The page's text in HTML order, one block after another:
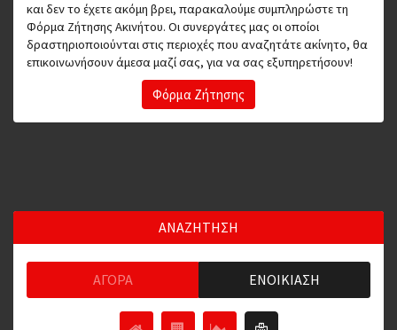
και δεν το έχετε ακόμη βρει, παρακαλούμε συμπληρώστε τη
Φόρμα Ζήτησης Ακινήτου. Οι συνεργάτες μας οι οποίοι
δραστηριοποιούνται στις περιοχές που αναζητάτε ακίνητο, θα
επικοινωνήσουν άμεσα μαζί σας, για να σας εξυπηρετήσουν!
Φόρμα Ζήτησης
ΑΝΑΖΗΤΗΣΗ
ΑΓΟΡΆ ΕΝΟΙΚΊΑΣΗ